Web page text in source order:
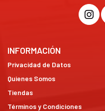
INFORMACIÓN
Privacidad de Datos
Quienes Somos
Tiendas
Términos y Condiciones